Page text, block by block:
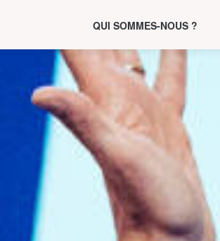
QUI SOMMES-NOUS ?